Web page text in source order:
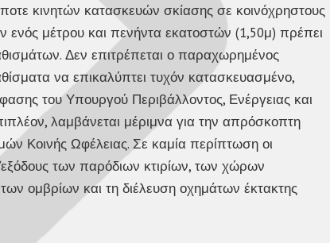
κινητών κατασκευών σκίασης σε κοινόχρηστους
μέτρου και πενήντα εκατοστών (1,50μ) πρέπει
Δεν επιτρέπεται ο παραχωρημένος
να επικαλύπτει τυχόν κατασκευασμένο,
του Υπουργού Περιβάλλοντος, Ενέργειας και
λαμβάνεται μέριμνα για την απρόσκοπτη
Κοινής Ωφέλειας. Σε καμία περίπτωση οι
των παρόδιων κτιρίων, των χώρων
ομβρίων και τη διέλευση οχημάτων έκτακτης